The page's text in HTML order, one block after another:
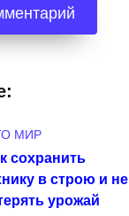
МИР
сохранить
в строю и не
урожай